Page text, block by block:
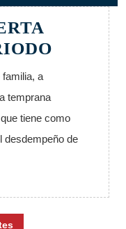
ALERTA
a
temprana
tiene como
desdempeño de